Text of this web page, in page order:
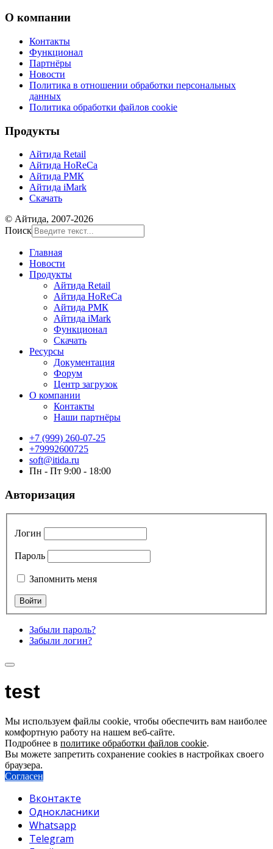
О компании
Контакты
Функционал
Партнёры
Новости
Политика в отношении обработки персональных
данных
Политика обработки файлов cookie
Продукты
Айтида Retail
Айтида HoReCa
Айтида РМК
Айтида iMark
Скачать
© Айтида, 2007-2026
Поиск
Главная
Новости
Продукты
Айтида Retail
Айтида HoReCa
Айтида РМК
Айтида iMark
Функционал
Скачать
Ресурсы
Документация
Форум
Центр загрузок
О компании
Контакты
Наши партнёры
+7 (999) 260-07-25
+79992600725
soft@itida.ru
Пн - Пт 9:00 - 18:00
Авторизация
Логин
Пароль
Запомнить меня
Забыли пароль?
Забыли логин?
test
Мы используем файлы cookie, чтобы обеспечить вам наиболее
комфортную работу на нашем веб-сайте.
Подробнее в политике обработки файлов cookie.
Вы можете запретить сохранение cookies в настройках своего
браузера.
Согласен
Вконтакте
Однокласники
Whatsapp
Telegram